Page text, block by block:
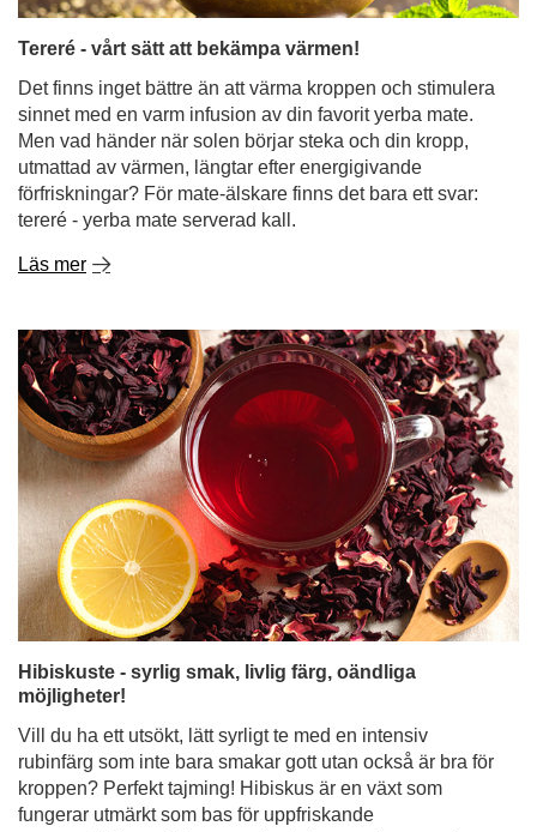
utmattad av värmen, längtar efter energigivande
förfriskningar? För mate-älskare finns det bara ett svar:
Läs mer
Hibiskuste - syrlig smak, livlig färg, oändliga
möjligheter!
Vill du ha ett utsökt, lätt syrligt te med en intensiv
rubinfärg som inte bara smakar gott utan också är bra för
kroppen? Perfekt tajming! Hibiskus är en växt som
fungerar utmärkt som bas för uppfriskande
sommardrinkar och hemmagjorda lemonader, men den
Det är inte bara en vacker prydnadsblomma - torkade
hibiskusblad är fyllda med värdefulla egenskaper och en
unik smak som älskas av människor över hela världen.
Kom in och upptäck hur kraftfull denna till synes